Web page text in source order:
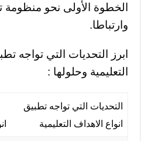
الخطوة الأولى نحو منظومة
وارتباطا.
ابرز التحديات التي تواجه
التعليمية وحلولها :
التحديات التي تواجه تطبيق
انواع الاهداف التعليمية